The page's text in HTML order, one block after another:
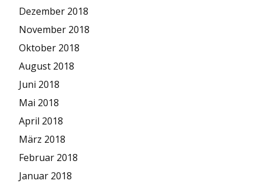
Dezember 2018
November 2018
Oktober 2018
August 2018
Juni 2018
Mai 2018
April 2018
März 2018
Februar 2018
Januar 2018